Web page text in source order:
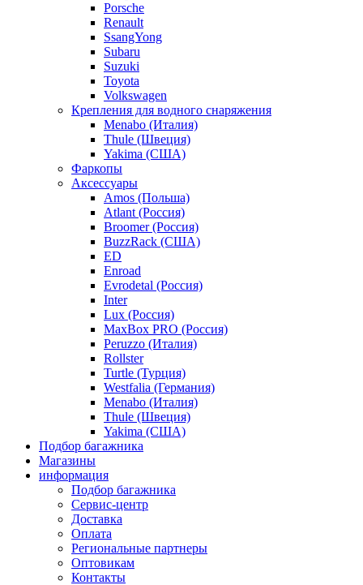
Porsche
Renault
SsangYong
Subaru
Suzuki
Toyota
Volkswagen
Крепления для водного снаряжения
Menabo (Италия)
Thule (Швеция)
Yakima (США)
Фаркопы
Аксессуары
Amos (Польша)
Atlant (Россия)
Broomer (Россия)
BuzzRack (США)
ED
Enroad
Evrodetal (Россия)
Inter
Lux (Россия)
MaxBox PRO (Россия)
Peruzzo (Италия)
Rollster
Turtle (Турция)
Westfalia (Германия)
Menabo (Италия)
Thule (Швеция)
Yakima (США)
Подбор багажника
Магазины
информация
Подбор багажника
Сервис-центр
Доставка
Оплата
Региональные партнеры
Оптовикам
Контакты